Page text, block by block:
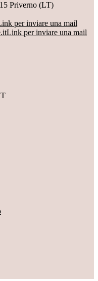
Priverno (LT)
per inviare una mail
Link per inviare una mail